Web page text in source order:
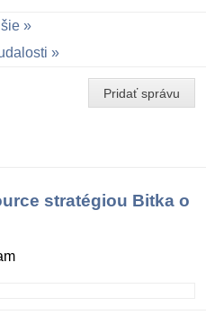
Pridať správu
stratégiou Bitka o